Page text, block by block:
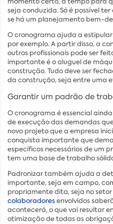
seja conduzida. Só é possível
se há um planejamento bem-
O cronograma ajuda a
por exemplo. A partir disso, a
outros profissionais pode ser
importante é o aluguel de
construção. Tudo deve ser
da construção, seja entre uma
Garantir um padrão de
O cronograma é essencial
de execução das demandas
novo projeto que a empresa
conquista importante que
específicos necessários de um
tem uma base de trabalho
Padronizar também ajuda a
importante, seja em campo,
propriamente dita, seja no
colaboradoresenvolvidos
acontecerá, o que vai resultar
otimização de todas as